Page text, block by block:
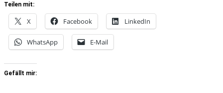
Teilen mit:
X Facebook LinkedIn
WhatsApp E-Mail
Gefällt mir: